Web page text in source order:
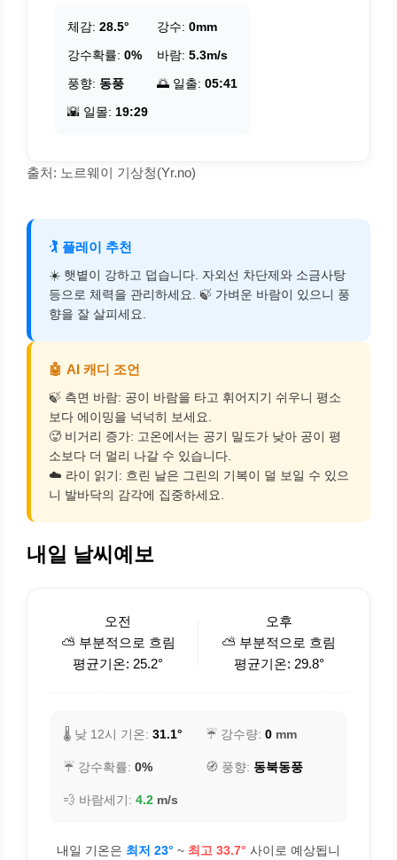
체감: 28.5° 강수: 0mm
강수확률: 0% 바람: 5.3m/s
풍향: 동풍 🌅 일출: 05:41
🌇 일몰: 19:29
출처: 노르웨이 기상청(Yr.no)
🏌️ 플레이 추천
☀️ 햇볕이 강하고 덥습니다. 자외선 차단제와 소금사탕
등으로 체력을 관리하세요. 🍃 가벼운 바람이 있으니 풍
향을 잘 살피세요.
🤖 AI 캐디 조언
🍃 측면 바람: 공이 바람을 타고 휘어지기 쉬우니 평소
보다 에이밍을 넉넉히 보세요.
🥵 비거리 증가: 고온에서는 공기 밀도가 낮아 공이 평
소보다 더 멀리 나갈 수 있습니다.
☁️ 라이 읽기: 흐린 날은 그린의 기복이 덜 보일 수 있으
니 발바닥의 감각에 집중하세요.
내일 날씨예보
오전
⛅ 부분적으로 흐림
평균기온: 25.2°
오후
⛅ 부분적으로 흐림
평균기온: 29.8°
🌡️ 낮 12시 기온: 31.1° ☔ 강수량: 0 mm
☔ 강수확률: 0% 🧭 풍향: 동북동풍
💨 바람세기: 4.2 m/s
내일 기온은 최저 23° ~ 최고 33.7° 사이로 예상됩니